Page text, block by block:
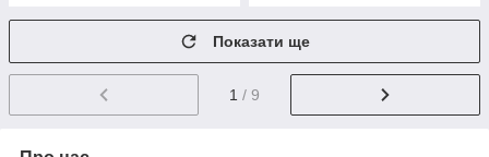
Показати ще
1 / 9